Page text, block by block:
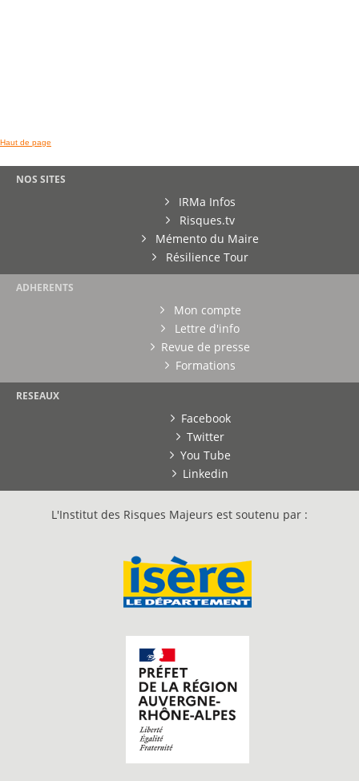
Haut de page
NOS SITES
IRMa Infos
Risques.tv
Mémento du Maire
Résilience Tour
ADHERENTS
Mon compte
Lettre d'info
Revue de presse
Formations
RESEAUX
Facebook
Twitter
You Tube
Linkedin
L'Institut des Risques Majeurs est soutenu par :